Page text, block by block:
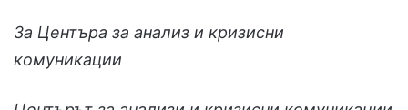
За Центъра за анализ и кризисни
комуникации